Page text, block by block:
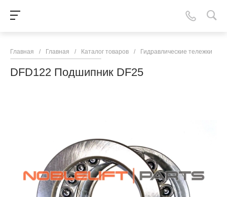
Главная / Главная / Каталог товаров / Гидравлические тележки
DFD122 Подшипник DF25